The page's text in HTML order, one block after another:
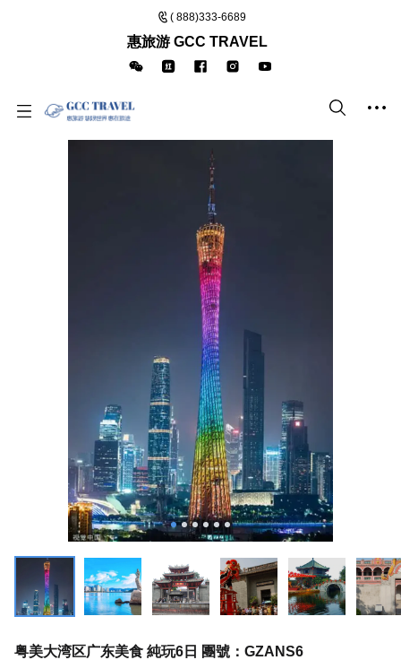
( 888)333-6689
惠旅游 GCC TRAVEL
粤美大湾区广东美食 純玩6日 團號：GZANS6